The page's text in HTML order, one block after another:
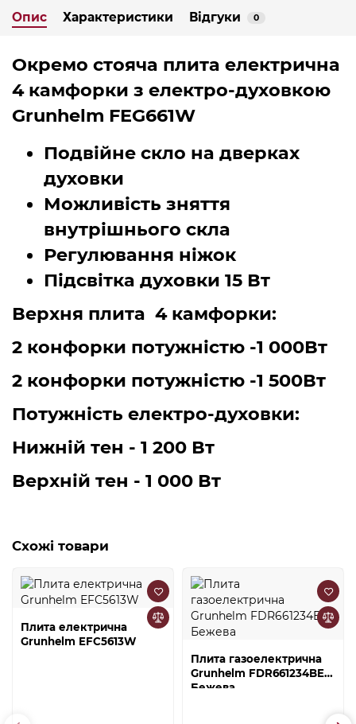
Опис Характеристики Відгуки 0
Окремо стояча плита електрична
4 камфорки з електро-духовкою
Grunhelm FEG661W
Подвійне скло на дверках
духовки
Можливість зняття
внутрішнього скла
Регулювання ніжок
Підсвітка духовки 15 Вт
Верхня плита 4 камфорки:
2 конфорки потужністю -1 000Вт
2 конфорки потужністю -1 500Вт
Потужність електро-духовки:
Нижній тен - 1 200 Вт
Верхній тен - 1 000 Вт
Схожі товари
Плита електрична
Grunhelm EFC5613W
Плита газоелектрична
Grunhelm FDR661234BE
Бежева